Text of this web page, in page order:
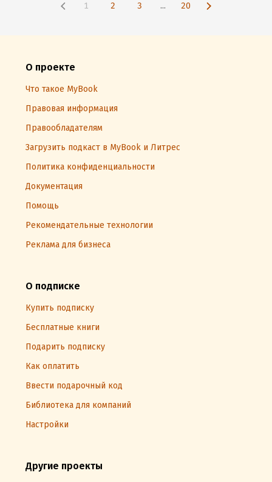
1 2 3 ... 20
О проекте
Что такое MyBook
Правовая информация
Правообладателям
Загрузить подкаст в MyBook и Литрес
Политика конфиденциальности
Документация
Помощь
Рекомендательные технологии
Реклама для бизнеса
О подписке
Купить подписку
Бесплатные книги
Подарить подписку
Как оплатить
Ввести подарочный код
Библиотека для компаний
Настройки
Другие проекты